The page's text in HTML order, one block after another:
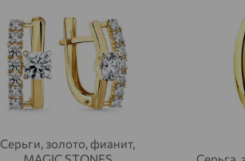
Серьги, золото, фианит,